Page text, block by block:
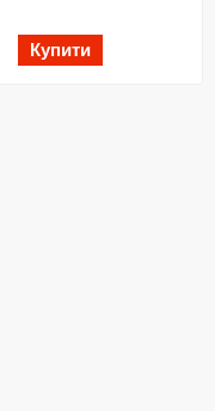
Купити